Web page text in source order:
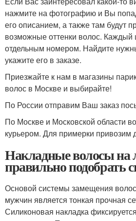
нажмите на фотографию и Вы
его описанием, а также там будут
возможные оттенки волос. Каждый
отдельным номером. Найдите
укажите его в заказе.
Приезжайте к нам в магазины
волос в Москве и выбирайте!
По России отправим Ваш заказ
По Москве и Московской области
курьером. Для примерки привозим
Накладные волосы на
правильно подобрать
Основой системы замещения
мужчин является тонкая прочная
Силиконовая накладка